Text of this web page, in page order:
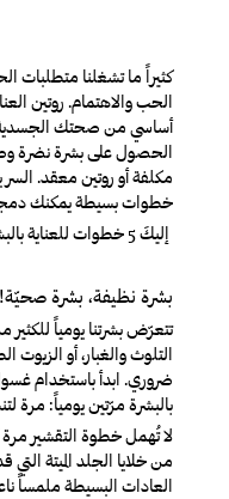
كثيراً ما تشغلنا متطلبات
الحب والاهتمام. روتين
أساسي من صحتك
الحصول على بشرة نضرة
مكلفة أو روتين معقد. السر
خطوات بسيطة يمكنك
إليكَ 5 خطوات للعناية بالبشرة في المنزل لمظهر صحي ومشرق.
بشرة نظيفة، بشرة صحيّة!
تتعرّض بشرتنا يومياً للكثير
التلوث والغبار، أو الزيوت
ضروري. ابدأ باستخدام
بالبشرة مرّتين يومياً: مرة
لا تُهمل خطوة التقشير
من خلايا الجلد الميتة
العادات البسيطة ملمساً